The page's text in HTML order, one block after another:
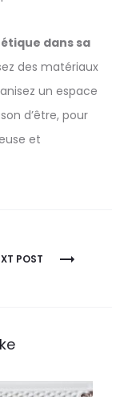
dans sa
des matériaux
un espace
d’être, pour
et
POST